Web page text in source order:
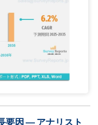
要因 ― アナリスト